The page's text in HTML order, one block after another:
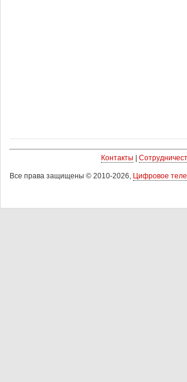
Контакты
Все права защищены © 2010-2026, Цифровое